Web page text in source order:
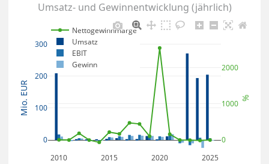
Umsatz- und Gewinnentwicklung (jährlich)
2010 2015 2020 2025
0
100
200
300
0
1000
2000
Nettogewinnmarge
Umsatz
EBIT
Gewinn
Mio. EUR %